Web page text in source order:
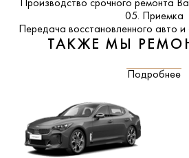
Производство срочного ремонта
05. Приемка
Передача восстановленного авто
ТАКЖЕ МЫ
Подробнее